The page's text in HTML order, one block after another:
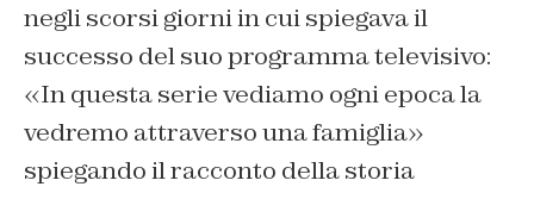
negli scorsi giorni in cui spiegava il
successo del suo programma televisivo:
«In questa serie vediamo ogni epoca la
vedremo attraverso una famiglia»
spiegando il racconto della storia